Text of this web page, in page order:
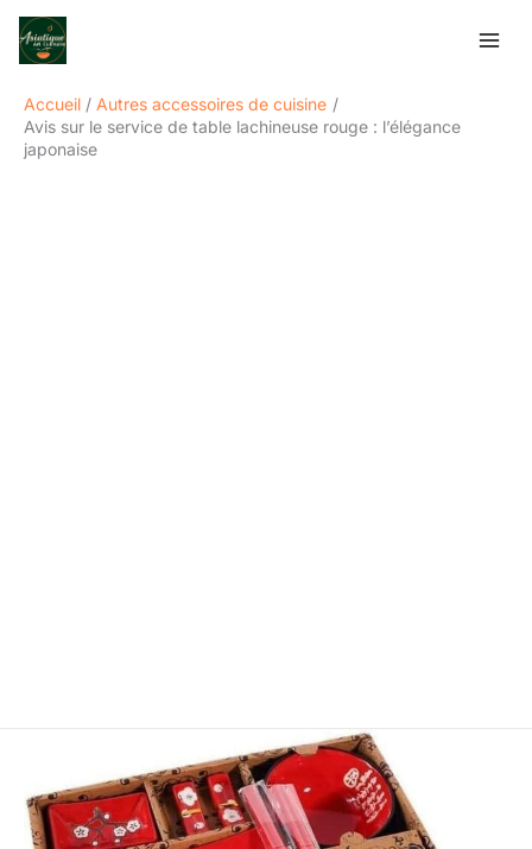
Aller
Accueil
Autres accessoires de cuisine
Avis sur le service de table lachineuse rouge : l’élégance
japonaise
Rechercher